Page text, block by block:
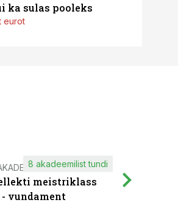
ka sulas pooleks
eurot
meistriklass
vundament
8 akadeemilist tundi